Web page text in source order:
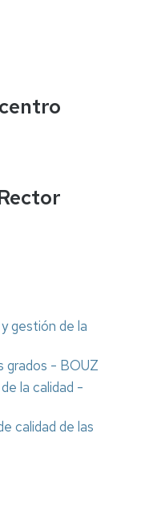
gestión de la
grados - BOUZ
la calidad -
calidad de las